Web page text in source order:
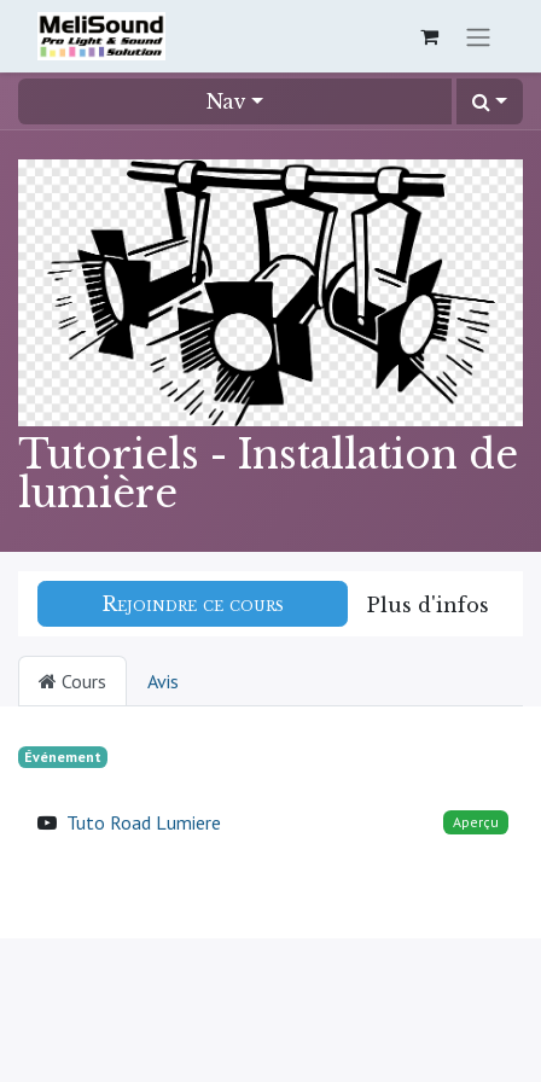
Nav
Tutoriels - Installation de
lumière
Rejoindre ce cours Plus d'infos
Cours Avis
Événement
Tuto Road Lumiere Aperçu